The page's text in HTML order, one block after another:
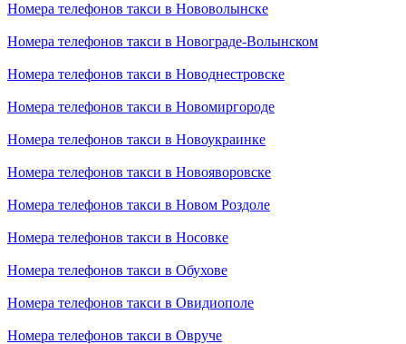
Номера телефонов такси в Нововолынске
Номера телефонов такси в Новограде-Волынском
Номера телефонов такси в Новоднестровске
Номера телефонов такси в Новомиргороде
Номера телефонов такси в Новоукраинке
Номера телефонов такси в Новояворовске
Номера телефонов такси в Новом Роздоле
Номера телефонов такси в Носовке
Номера телефонов такси в Обухове
Номера телефонов такси в Овидиополе
Номера телефонов такси в Овруче